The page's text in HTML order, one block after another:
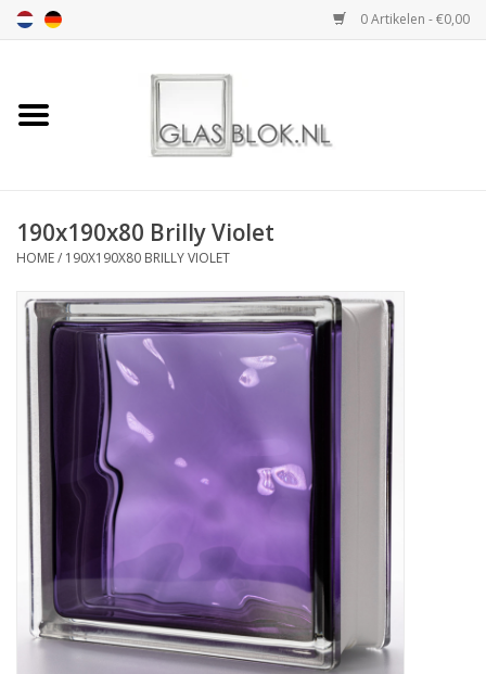
0 Artikelen - €0,00
Home
DESIGN COLLECTION
COLLECTION
VERWERKING
Breezeblock
Assortiment
FAQ
190x190x80 Brilly Violet
HOME/ 190X190X80 BRILLY VIOLET